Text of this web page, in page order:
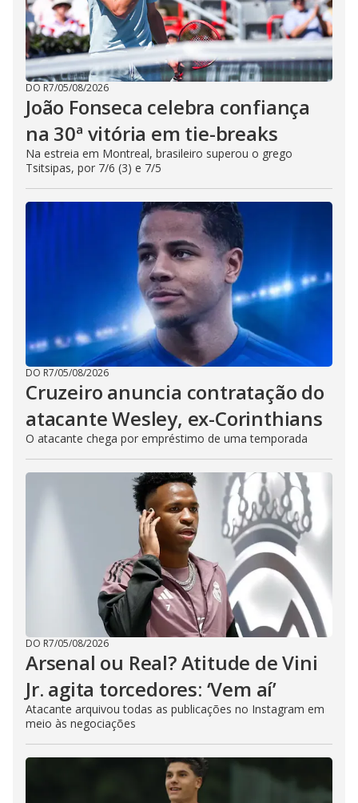
DO R7/05/08/2026
João Fonseca celebra confiança
na 30ª vitória em tie-breaks
Na estreia em Montreal, brasileiro superou o grego
Tsitsipas, por 7/6 (3) e 7/5
DO R7/05/08/2026
Cruzeiro anuncia contratação do
atacante Wesley, ex-Corinthians
O atacante chega por empréstimo de uma temporada
DO R7/05/08/2026
Arsenal ou Real? Atitude de Vini
Jr. agita torcedores: ‘Vem aí’
Atacante arquivou todas as publicações no Instagram em
meio às negociações